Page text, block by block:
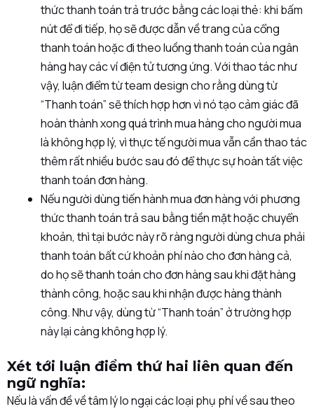
thức thanh toán trả trước bằng các loại thẻ: khi bấm
nút để đi tiếp, họ sẽ được dẫn về trang của cổng
thanh toán hoặc đi theo luồng thanh toán của ngân
hàng hay các ví điện tử tương ứng. Với thao tác như
vậy, luận điểm từ team design cho rằng dùng từ
“Thanh toán” sẽ thích hợp hơn vì nó tạo cảm giác đã
hoàn thành xong quá trình mua hàng cho người mua
là không hợp lý, vì thực tế người mua vẫn cần thao tác
thêm rất nhiều bước sau đó để thực sự hoàn tất việc
thanh toán đơn hàng.
Nếu người dùng tiến hành mua đơn hàng với phương
thức thanh toán trả sau bằng tiền mặt hoặc chuyển
khoản, thì tại bước này rõ ràng người dùng chưa phải
thanh toán bất cứ khoản phí nào cho đơn hàng cả,
do họ sẽ thanh toán cho đơn hàng sau khi đặt hàng
thành công, hoặc sau khi nhận được hàng thành
công. Như vậy, dùng từ “Thanh toán” ở trường hợp
này lại càng không hợp lý.
Xét tới luận điểm thứ hai liên quan đến
ngữ nghĩa:
Nếu là vấn đề về tâm lý lo ngại các loại phụ phí về sau theo